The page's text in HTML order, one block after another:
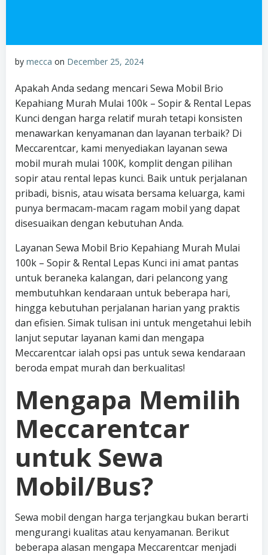
by mecca on December 25, 2024
Apakah Anda sedang mencari Sewa Mobil Brio
Kepahiang Murah Mulai 100k – Sopir & Rental Lepas
Kunci dengan harga relatif murah tetapi konsisten
menawarkan kenyamanan dan layanan terbaik? Di
Meccarentcar, kami menyediakan layanan sewa
mobil murah mulai 100K, komplit dengan pilihan
sopir atau rental lepas kunci. Baik untuk perjalanan
pribadi, bisnis, atau wisata bersama keluarga, kami
punya bermacam-macam ragam mobil yang dapat
disesuaikan dengan kebutuhan Anda.
Layanan Sewa Mobil Brio Kepahiang Murah Mulai
100k – Sopir & Rental Lepas Kunci ini amat pantas
untuk beraneka kalangan, dari pelancong yang
membutuhkan kendaraan untuk beberapa hari,
hingga kebutuhan perjalanan harian yang praktis
dan efisien. Simak tulisan ini untuk mengetahui lebih
lanjut seputar layanan kami dan mengapa
Meccarentcar ialah opsi pas untuk sewa kendaraan
beroda empat murah dan berkualitas!
Mengapa Memilih
Meccarentcar
untuk Sewa
Mobil/Bus?
Sewa mobil dengan harga terjangkau bukan berarti
mengurangi kualitas atau kenyamanan. Berikut
beberapa alasan mengapa Meccarentcar menjadi